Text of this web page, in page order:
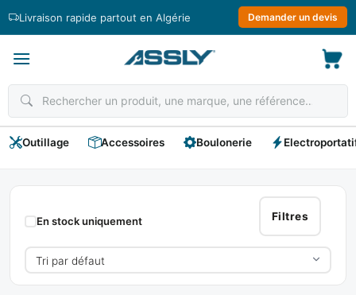
Livraison rapide partout en Algérie Demander un devis
Outillage Accessoires Boulonerie
Antichute
Filtres
En stock uniquement